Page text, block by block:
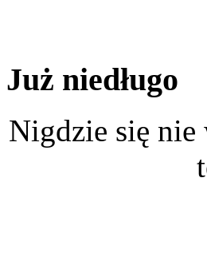
Już niedługo
Nigdzie się